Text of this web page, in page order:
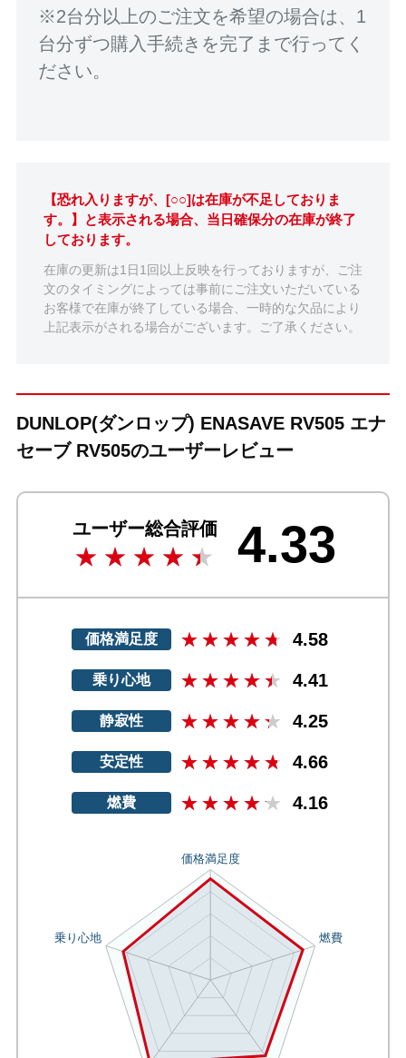
※2台分以上のご注文を希望の場合は、1
台分ずつ購入手続きを完了まで行ってく
ださい。
【恐れ入りますが、[○○]は在庫が不足しておりま
す。】と表示される場合、当日確保分の在庫が終了
しております。
在庫の更新は1日1回以上反映を行っておりますが、ご注
文のタイミングによっては事前にご注文いただいている
お客様で在庫が終了している場合、一時的な欠品により
上記表示がされる場合がございます。ご了承ください。
DUNLOP(ダンロップ) ENASAVE RV505 エナ
セーブ RV505のユーザーレビュー
ユーザー総合評価 4.33
価格満足度 4.58
乗り心地 4.41
静寂性 4.25
安定性 4.66
燃費 4.16